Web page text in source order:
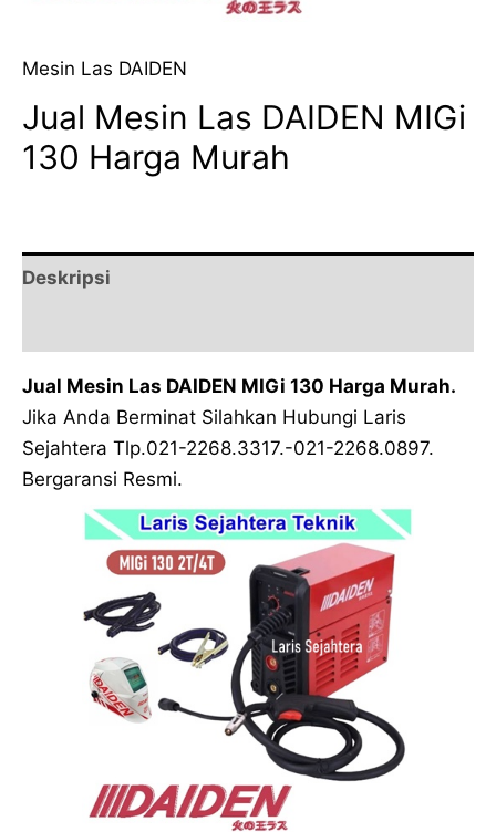
Mesin Las DAIDEN
Jual Mesin Las DAIDEN MIGi
130 Harga Murah
Deskripsi
Jual Mesin Las DAIDEN MIGi 130 Harga Murah.
Jika Anda Berminat Silahkan Hubungi Laris
Sejahtera Tlp.021-2268.3317.-021-2268.0897.
Bergaransi Resmi.